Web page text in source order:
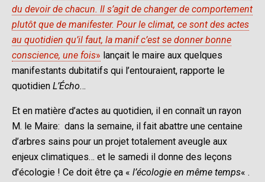
du devoir de chacun. Il s’agit de changer de comportement
plutôt que de manifester. Pour le climat, ce sont des actes
au quotidien qu’il faut, la manif c’est se donner bonne
conscience, une fois» lançait le maire aux quelques
manifestants dubitatifs qui l’entouraient, rapporte le
quotidien L’Écho…
Et en matière d’actes au quotidien, il en connaît un rayon
M. le Maire: dans la semaine, il fait abattre une centaine
d’arbres sains pour un projet totalement aveugle aux
enjeux climatiques… et le samedi il donne des leçons
d’écologie ! Ce doit être ça « l’écologie en même temps« .